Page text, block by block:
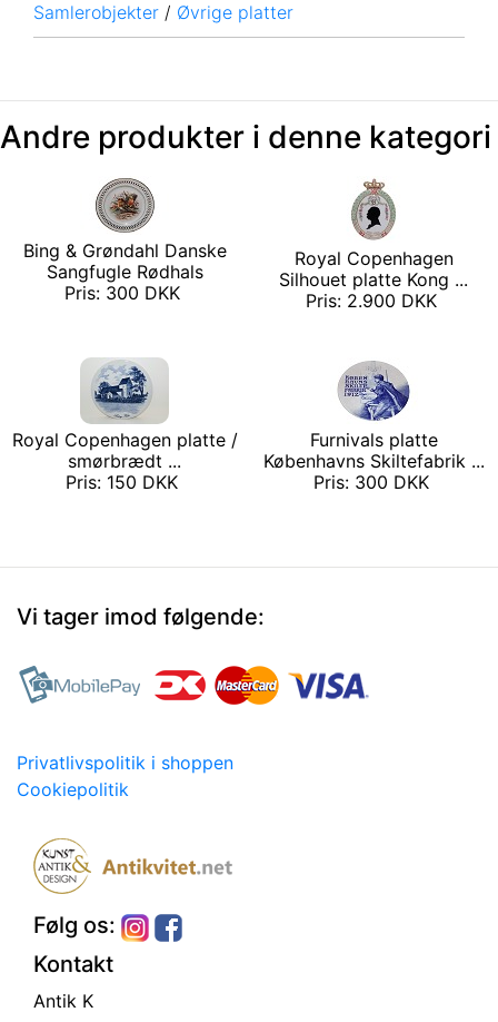
Samlerobjekter / Øvrige platter
Andre produkter i denne kategori
Bing & Grøndahl Danske
Sangfugle Rødhals
Pris: 300 DKK
Royal Copenhagen
Silhouet platte Kong ...
Pris: 2.900 DKK
Royal Copenhagen platte /
smørbrædt ...
Pris: 150 DKK
Furnivals platte
Københavns Skiltefabrik ...
Pris: 300 DKK
Vi tager imod følgende:
Privatlivspolitik i shoppen
Cookiepolitik
Følg os:
Kontakt
Antik K